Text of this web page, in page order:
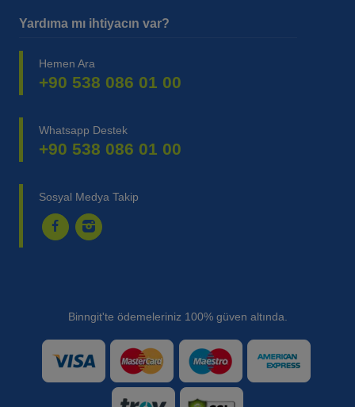
Yardıma mı ihtiyacın var?
Hemen Ara
+90 538 086 01 00
Whatsapp Destek
+90 538 086 01 00
Sosyal Medya Takip
Binngit'te ödemeleriniz 100% güven altında.